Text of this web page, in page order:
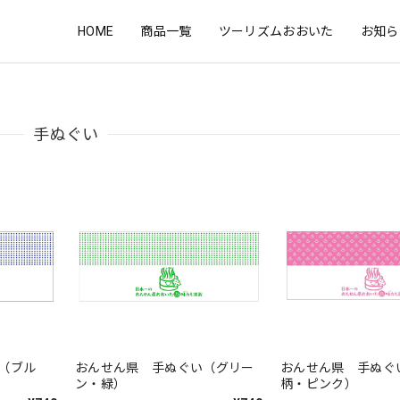
HOME 商品一覧 ツーリズムおおいた お知
手ぬぐい
ブル
おんせん県 手ぬぐい（グリー
ン・緑）
おんせん県 手ぬぐ
柄・ピンク）